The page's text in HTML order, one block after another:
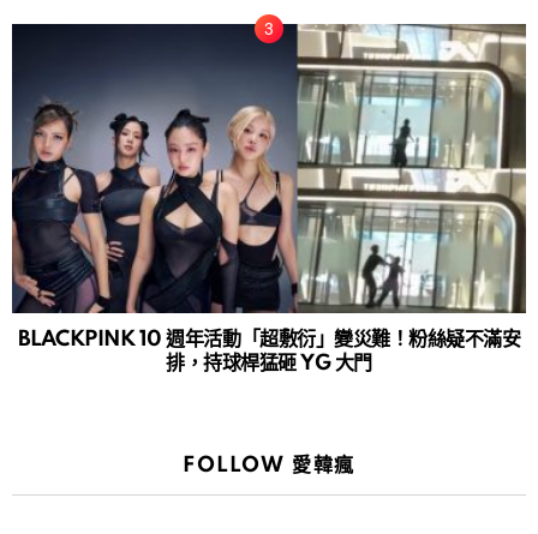
BLACKPINK 10 週年活動「超敷衍」變災難！粉絲疑不滿安
排，持球桿猛砸 YG 大門
FOLLOW 愛韓瘋